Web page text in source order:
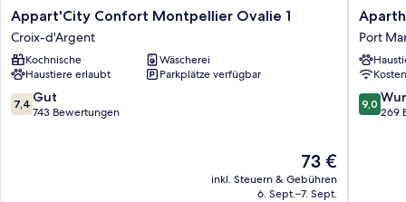
Appart'City
Confort
Montpellier
Ovalie
1
Croix-
d'Argent
Appart'City Confort Montpellier Ovalie 1
Croix-d'Argent
Kochnische
Wäscherei
Haustiere erlaubt
Parkplätze verfügbar
7.4
von
7,4 Gut
743 Bewertungen
Der
Preis
beträgt
73 €
inkl. Steuern & Gebühren
6. Sept.–7. Sept.
Adagio
Access
Centre
Port
Port
9.0
von
9,0
269